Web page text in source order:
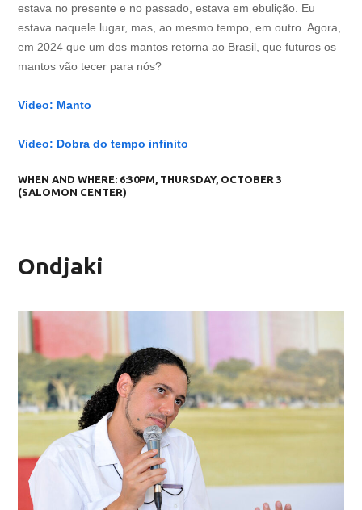
estava no presente e no passado, estava em ebulição. Eu
estava naquele lugar, mas, ao mesmo tempo, em outro. Agora,
em 2024 que um dos mantos retorna ao Brasil, que futuros os
mantos vão tecer para nós?
Video: Manto
Video: Dobra do tempo infinito
WHEN AND WHERE: 6:30PM, THURSDAY, OCTOBER 3
(SALOMON CENTER)
Ondjaki